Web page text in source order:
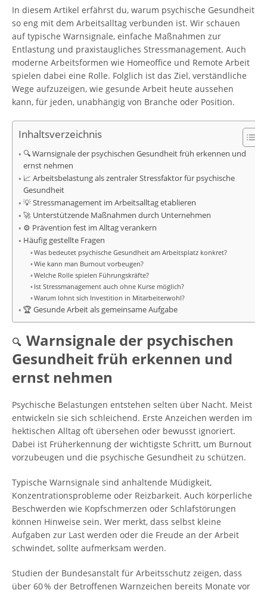
In diesem Artikel erfährst du, warum psychische Gesundheit
so eng mit dem Arbeitsalltag verbunden ist. Wir schauen
auf typische Warnsignale, einfache Maßnahmen zur
Entlastung und praxistaugliches Stressmanagement. Auch
moderne Arbeitsformen wie Homeoffice und Remote Arbeit
spielen dabei eine Rolle. Folglich ist das Ziel, verständliche
Wege aufzuzeigen, wie gesunde Arbeit heute aussehen
kann, für jeden, unabhängig von Branche oder Position.
Inhaltsverzeichnis
🔍 Warnsignale der psychischen Gesundheit früh erkennen und
ernst nehmen
📈 Arbeitsbelastung als zentraler Stressfaktor für psychische
Gesundheit
💡 Stressmanagement im Arbeitsalltag etablieren
🚀 Unterstützende Maßnahmen durch Unternehmen
⚙️ Prävention fest im Alltag verankern
Häufig gestellte Fragen
Was bedeutet psychische Gesundheit am Arbeitsplatz konkret?
Wie kann man Burnout vorbeugen?
Welche Rolle spielen Führungskräfte?
Ist Stressmanagement auch ohne Kurse möglich?
Warum lohnt sich Investition in Mitarbeiterwohl?
🏆 Gesunde Arbeit als gemeinsame Aufgabe
🔍 Warnsignale der psychischen
Gesundheit früh erkennen und
ernst nehmen
Psychische Belastungen entstehen selten über Nacht. Meist
entwickeln sie sich schleichend. Erste Anzeichen werden im
hektischen Alltag oft übersehen oder bewusst ignoriert.
Dabei ist Früherkennung der wichtigste Schritt, um Burnout
vorzubeugen und die psychische Gesundheit zu schützen.
Typische Warnsignale sind anhaltende Müdigkeit,
Konzentrationsprobleme oder Reizbarkeit. Auch körperliche
Beschwerden wie Kopfschmerzen oder Schlafstörungen
können Hinweise sein. Wer merkt, dass selbst kleine
Aufgaben zur Last werden oder die Freude an der Arbeit
schwindet, sollte aufmerksam werden.
Studien der Bundesanstalt für Arbeitsschutz zeigen, dass
über 60 % der Betroffenen Warnzeichen bereits Monate vor